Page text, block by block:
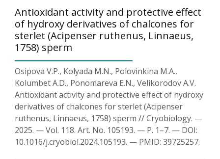
Antioxidant activity and protective effect
of hydroxy derivatives of chalcones for
sterlet (Acipenser ruthenus, Linnaeus,
1758) sperm
Osipova V.P., Kolyada M.N., Polovinkina M.A.,
Kolumbet A.D., Ponomareva E.N., Velikorodov A.V.
Antioxidant activity and protective effect of hydroxy
derivatives of chalcones for sterlet (Acipenser
ruthenus, Linnaeus, 1758) sperm // Cryobiology. —
2025. — Vol. 118. Art. No. 105193. — P. 1–7. — DOI:
10.1016/j.cryobiol.2024.105193. — PMID: 39725257.